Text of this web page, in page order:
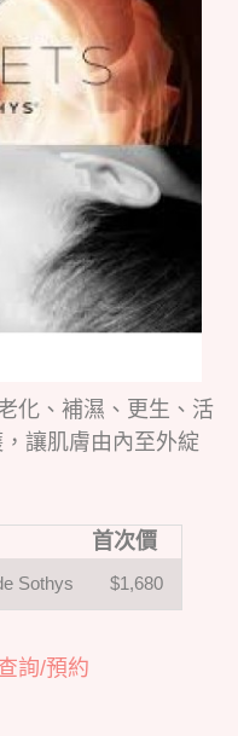
化、補濕、更生、活
讓肌膚由內至外綻
首次價
Sothys $1,680
詢/預約